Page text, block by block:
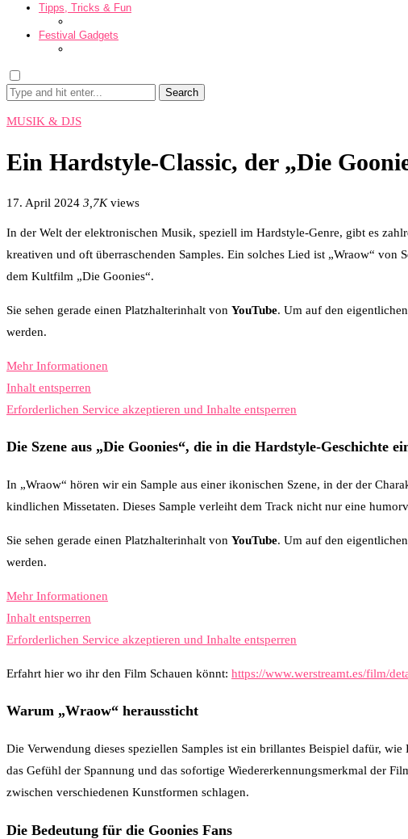
Tipps, Tricks & Fun
Festival Gadgets
Search
MUSIK & DJS
Ein Hardstyle-Classic, der „Die
17. April 2024 3,7Kviews
In der Welt der elektronischen Musik, speziell im Hardstyle-Genre, gibt es
kreativen und oft überraschenden Samples. Ein solches Lied ist „Wraow“ von
dem Kultfilm „Die Goonies“.
Sie sehen gerade einen Platzhalterinhalt von YouTube. Um auf den
werden.
Mehr Informationen
Inhalt entsperren
Erforderlichen Service akzeptieren und Inhalte entsperren
Die Szene aus „Die Goonies“, die in die Hardstyle-Geschichte
In „Wraow“ hören wir ein Sample aus einer ikonischen Szene, in der der
kindlichen Missetaten. Dieses Sample verleiht dem Track nicht nur eine
Sie sehen gerade einen Platzhalterinhalt von YouTube. Um auf den
werden.
Mehr Informationen
Inhalt entsperren
Erforderlichen Service akzeptieren und Inhalte entsperren
Erfahrt hier wo ihr den Film Schauen könnt: https://www.werstreamt.es/film/
Warum „Wraow“ heraussticht
Die Verwendung dieses speziellen Samples ist ein brillantes Beispiel dafür,
das Gefühl der Spannung und das sofortige Wiedererkennungsmerkmal der
zwischen verschiedenen Kunstformen schlagen.
Die Bedeutung für die Goonies Fans